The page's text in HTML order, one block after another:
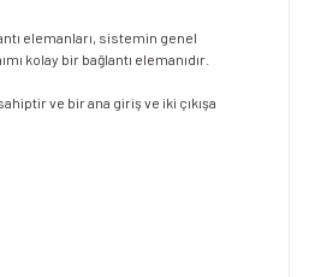
elemanları, sistemin genel
kolay bir bağlantı elemanıdır.
ve bir ana giriş ve iki çıkışa